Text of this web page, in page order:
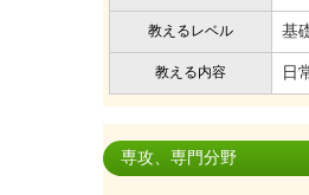
教えるレベル 基
教える内容 日
専攻、専門分野